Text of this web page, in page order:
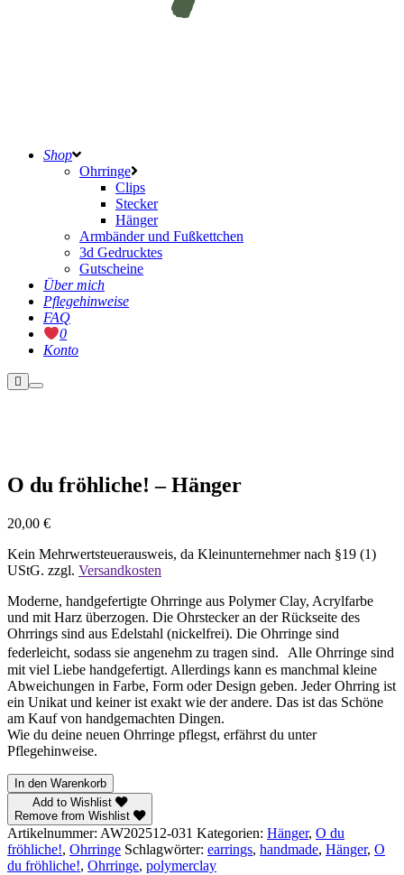
Shop
Ohrringe
Clips
Stecker
Hänger
Armbänder und Fußkettchen
3d Gedrucktes
Gutscheine
Über mich
Pflegehinweise
FAQ
0
Konto
Weitere
Informationen
Hauptmenü
O du fröhliche! – Hänger
20,00 €
Kein Mehrwertsteuerausweis, da Kleinunternehmer nach §19 (1)
UStG. zzgl. Versandkosten
Moderne, handgefertigte Ohrringe aus Polymer Clay, Acrylfarbe
und mit Harz überzogen. Die Ohrstecker an der Rückseite des
Ohrrings sind aus Edelstahl (nickelfrei). Die Ohrringe sind
federleicht, sodass sie angenehm zu tragen sind. Alle Ohrringe sind
mit viel Liebe handgefertigt. Allerdings kann es manchmal kleine
Abweichungen in Farbe, Form oder Design geben. Jeder Ohrring ist
ein Unikat und keiner ist exakt wie der andere. Das ist das Schöne
am Kauf von handgemachten Dingen.
Wie du deine neuen Ohrringe pflegst, erfährst du unter
Pflegehinweise.
O
du
fröhliche!
–
Hänger
Menge
In den Warenkorb
Add to Wishlist
Remove from Wishlist
Artikelnummer: AW202512-031 Kategorien: Hänger, O du
fröhliche!, Ohrringe Schlagwörter: earrings, handmade, Hänger, O
du fröhliche!, Ohrringe, polymerclay